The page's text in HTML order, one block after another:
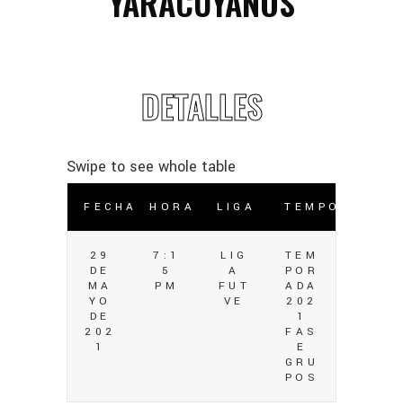
DETALLES
FECHA HORA LIGA TEMPORADA
29
DE
MA
YO
DE
202
1
7:1
5
PM
LIG
A
FUT
VE
TEM
POR
ADA
202
1
FAS
E
GRU
POS